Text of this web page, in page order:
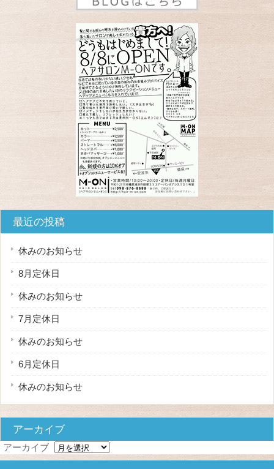
最近の投稿
休みのお知らせ
8月定休日
休みのお知らせ
7月定休日
休みのお知らせ
6月定休日
休みのお知らせ
アーカイブ
アーカイブ